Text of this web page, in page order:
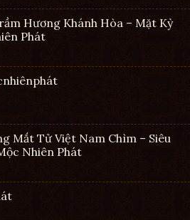
Hương Khánh Hòa – Mặt Kỳ
Phát
Mắt Tử Việt Nam Chìm – Siêu
Nhiên Phát